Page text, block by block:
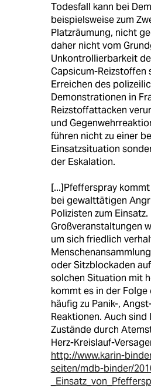
Todesfall kann bei
beispielsweise zum
Platzräumung, nicht
daher nicht vom
Unkontrollierbarkeit
Capsicum-Reizstoffen
Erreichen des
Demonstrationen in
Reizstoffattacken
und
führen nicht zu einer
Einsatzsituation
der Eskalation.
[...]Pfefferspray
bei gewalttätigen
Polizisten zum Einsatz.
Großveranstaltungen
um sich friedlich
oder Sitzblockaden
solchen Situation mit
kommt es in der Folge
häufig zu Panik-,
Reaktionen. Auch
Zustände durch
Herz-Kreislauf-
http://www.karin-
seiten/mdb-binder/